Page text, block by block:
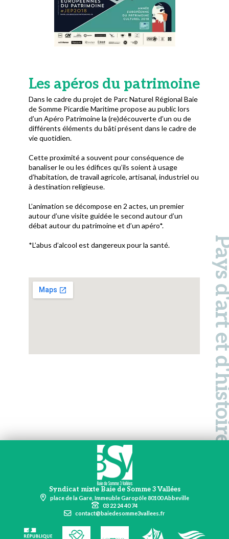
Les apéros du patrimoine
Dans le cadre du projet de Parc Naturel Régional Baie
de Somme Picardie Maritime propose au public lors
d’un Apéro Patrimoine la (re)découverte d’un ou de
différents éléments du bâti présent dans le cadre de
vie quotidien.
Cette proximité a souvent pour conséquence de
banaliser le ou les édifices qu’ils soient à usage
d’habitation, de travail agricole, artisanal, industriel ou
à destination religieuse.
L’animation se décompose en 2 actes, un premier
autour d’une visite guidée le second autour d’un
débat autour du patrimoine et d’un apéro*.
*L’abus d’alcool est dangereux pour la santé. Pays
Syndicat mixte Baie de Somme 3 Vallées
place de la Gare, Immeuble Garopôle 80100 Abbeville
03 22 24 40 74
contact@baiedesomme3vallees.fr